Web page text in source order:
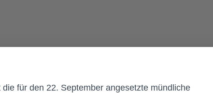
für den 22. September angesetzte mündliche